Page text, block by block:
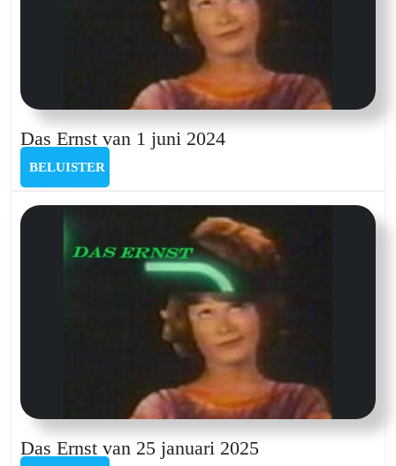
Das Ernst van 1 juni 2024Das
1
juni
2024
BELUISTER
Das Ernst van 25 januari 2025Das